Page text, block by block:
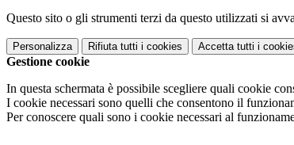
Questo sito o gli strumenti terzi da questo utilizzati si
Personalizza Rifiuta tutti i cookies Accetta tutti i
Gestione cookie
In questa schermata è possibile scegliere quali cookie
I cookie necessari sono quelli che consentono il
Per conoscere quali sono i cookie necessari al